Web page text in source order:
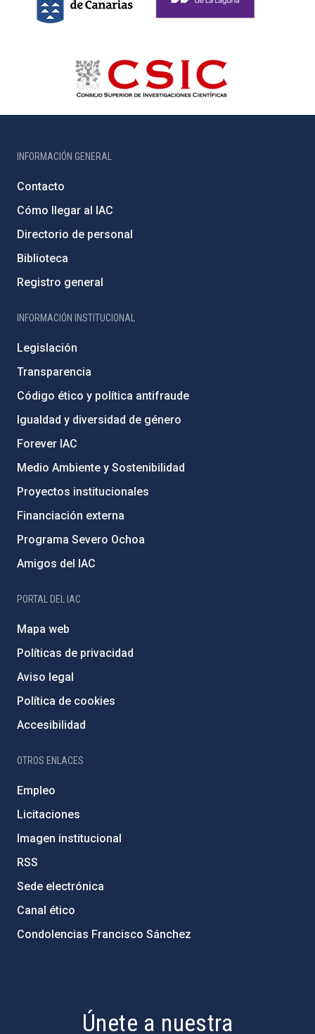
INFORMACIÓN GENERAL
Contacto
Cómo llegar al IAC
Directorio de personal
Biblioteca
Registro general
INFORMACIÓN INSTITUCIONAL
Legislación
Transparencia
Código ético y política antifraude
Igualdad y diversidad de género
Forever IAC
Medio Ambiente y Sostenibilidad
Proyectos institucionales
Financiación externa
Programa Severo Ochoa
Amigos del IAC
PORTAL DEL IAC
Mapa web
Políticas de privacidad
Aviso legal
Política de cookies
Accesibilidad
OTROS ENLACES
Empleo
Licitaciones
Imagen institucional
RSS
Sede electrónica
Canal ético
Condolencias Francisco Sánchez
Únete a nuestra